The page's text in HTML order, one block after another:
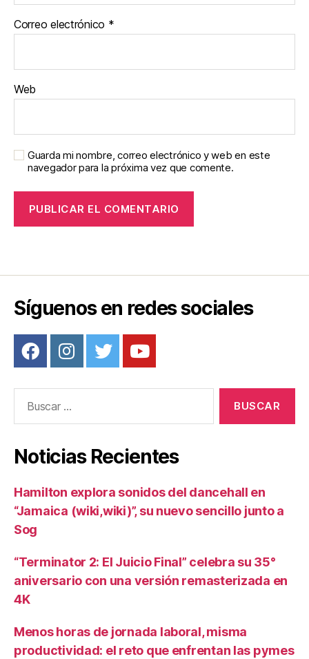
Correo electrónico *
Web
Guarda mi nombre, correo electrónico y web en este
navegador para la próxima vez que comente.
Síguenos en redes sociales
Noticias Recientes
Hamilton explora sonidos del dancehall en
“Jamaica (wiki,wiki)”, su nuevo sencillo junto a
Sog
“Terminator 2: El Juicio Final” celebra su 35°
aniversario con una versión remasterizada en
4K
Menos horas de jornada laboral, misma
productividad: el reto que enfrentan las pymes